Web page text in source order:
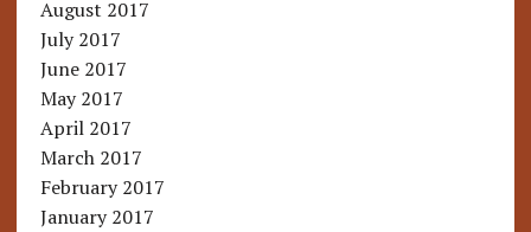
August 2017
July 2017
June 2017
May 2017
April 2017
March 2017
February 2017
January 2017